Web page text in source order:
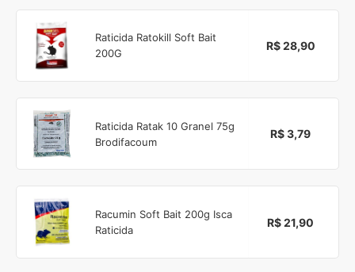
Raticida Ratokill Soft Bait
200G
R$ 28,90
Raticida Ratak 10 Granel 75g
Brodifacoum
R$ 3,79
Racumin Soft Bait 200g Isca
Raticida
R$ 21,90